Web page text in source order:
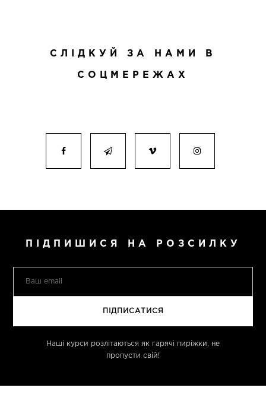
СЛІДКУЙ ЗА НАМИ В
СОЦМЕРЕЖАХ
ПІДПИШИСЯ НА РОЗСИЛКУ
Наші курси розлітаються як гарячі пиріжки, не
пропусти свій!